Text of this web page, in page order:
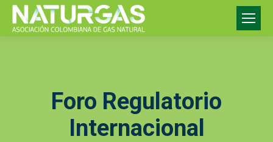
Foro Regulatorio
Internacional